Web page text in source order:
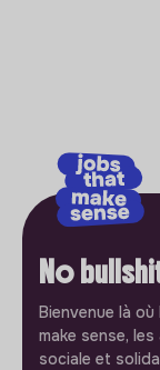
No
Bienvenue là
make sense,
sociale et